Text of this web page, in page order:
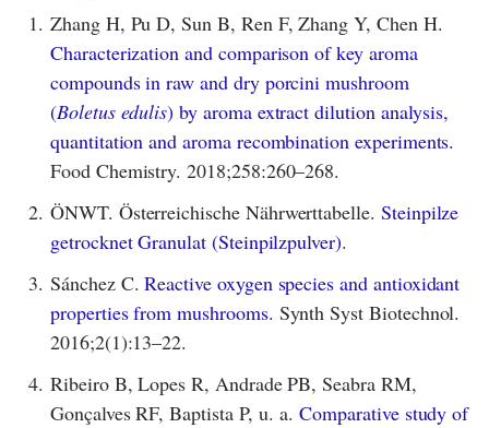
1. Zhang H, Pu D, Sun B, Ren F, Zhang Y, Chen H.
Characterization and comparison of key aroma
compounds in raw and dry porcini mushroom
(Boletus edulis) by aroma extract dilution analysis,
quantitation and aroma recombination experiments.
Food Chemistry. 2018;258:260–268.
2. ÖNWT. Österreichische Nährwerttabelle. Steinpilze
getrocknet Granulat (Steinpilzpulver).
3. Sánchez C.Reactive oxygen species and antioxidant
properties from mushrooms. Synth Syst Biotechnol.
2016;2(1):13–22.
4. Ribeiro B, Lopes R, Andrade PB, Seabra RM,
Gonçalves RF, Baptista P, u. a.Comparative study of